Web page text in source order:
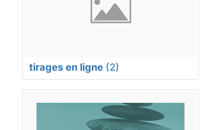
tirages en ligne (2)